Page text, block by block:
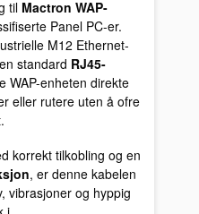
til Mactron WAP-
Panel PC-er.
M12 Ethernet-
standard RJ45-
WAP-enheten direkte
eller rutere uten å ofre
korrekt tilkobling og en
, er denne kabelen
vibrasjoner og hyppig